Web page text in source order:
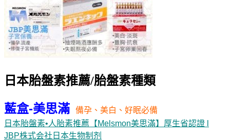
日本胎盤素推薦/胎盤素種類
藍盒-美思滿
備孕、美白、好眠必備
日本胎盤素•人胎素推薦【Melsmon美思滿】厚生省認證 l
JBP株式会社日本生物制剂